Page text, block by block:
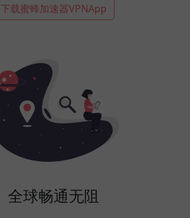
下载蜜蜂加速器VPNApp
全球畅通无阻